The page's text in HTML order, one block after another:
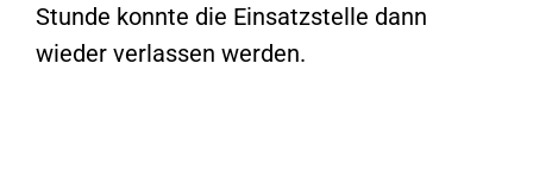
Stunde konnte die Einsatzstelle dann
wieder verlassen werden.